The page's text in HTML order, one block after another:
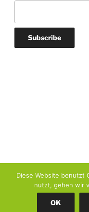
Datenschutzerklärung
Diese Website benutzt
nutzt, gehen wir
OK